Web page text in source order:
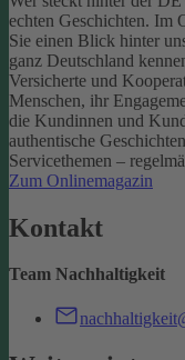
echten Geschichten. Im
Sie einen Blick hinter
ganz Deutschland
Versicherte und
Menschen, ihr
die Kundinnen und
authentische
Servicethemen –
Zum Onlinemagazin
Kontakt
Team Nachhaltigkeit